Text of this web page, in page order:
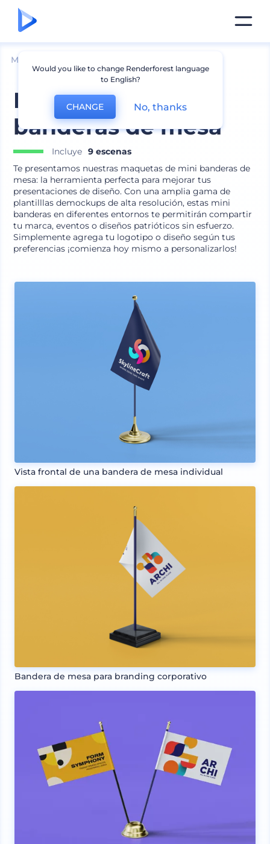
Mockups
Mockups de mini
banderas de mesa
Incluye 9 escenas
Te presentamos nuestras maquetas de mini banderas de
mesa: la herramienta perfecta para mejorar tus
presentaciones de diseño. Con una amplia gama de
plantilllas demockups de alta resolución, estas mini
banderas en diferentes entornos te permitirán compartir
tu marca, eventos o diseños patrióticos sin esfuerzo.
Simplemente agrega tu logotipo o diseño según tus
preferencias ¡comienza hoy mismo a personalizarlos!
Vista frontal de una bandera de mesa individual
Bandera de mesa para branding corporativo
Would you like to change Renderforest language
to English?
CHANGE No, thanks